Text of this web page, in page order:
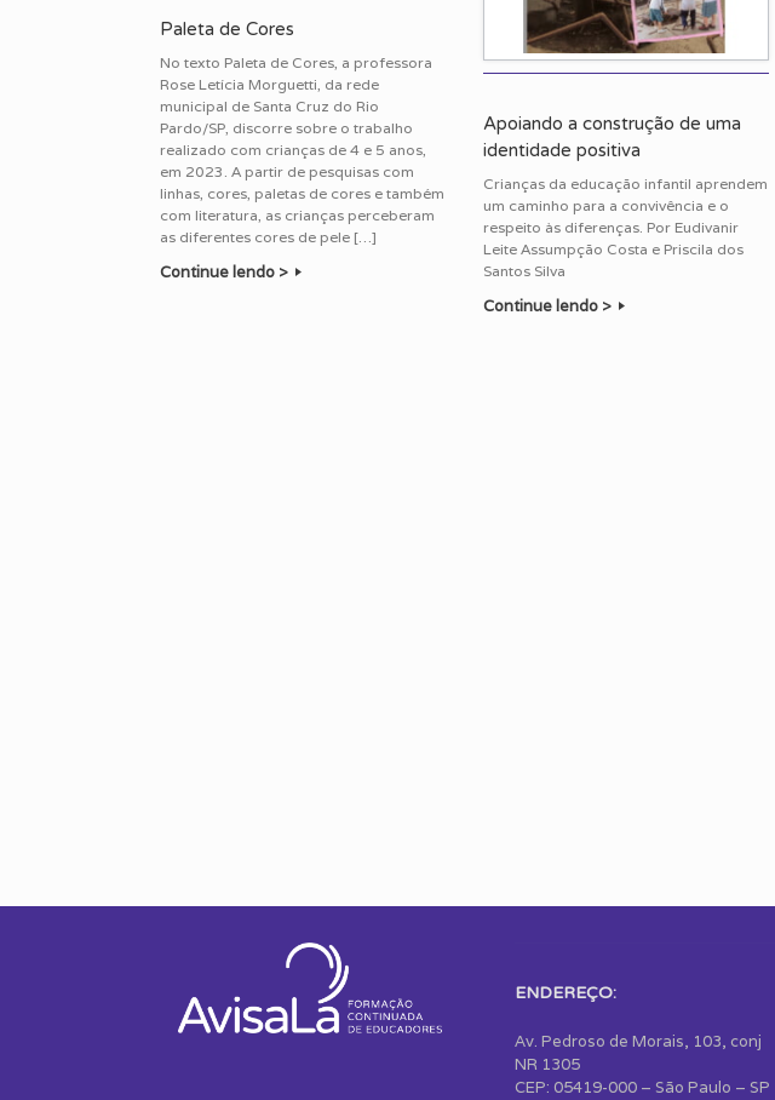
Paleta de Cores
No texto Paleta de Cores, a professora
Rose Letícia Morguetti, da rede
municipal de Santa Cruz do Rio
Pardo/SP, discorre sobre o trabalho
realizado com crianças de 4 e 5 anos,
em 2023. A partir de pesquisas com
linhas, cores, paletas de cores e também
com literatura, as crianças perceberam
as diferentes cores de pele […]
Continue lendo >
Apoiando a construção de uma
identidade positiva
Crianças da educação infantil aprendem
um caminho para a convivência e o
respeito às diferenças. Por Eudivanir
Leite Assumpção Costa e Priscila dos
Santos Silva
Continue lendo >
ENDEREÇO:
Av. Pedroso de Morais, 103, conj
NR 1305
CEP: 05419-000 – São Paulo – SP